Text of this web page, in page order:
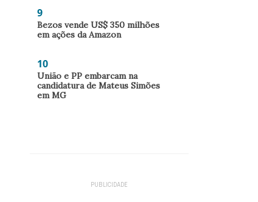
9
Bezos vende US$ 350 milhões
em ações da Amazon
10
União e PP embarcam na
candidatura de Mateus Simões
em MG